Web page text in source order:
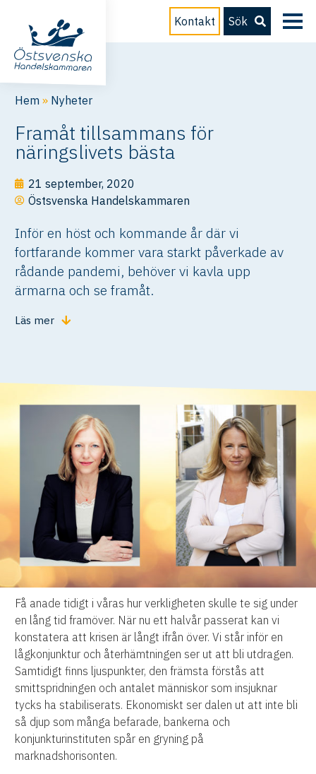
Kontakt Sök
Hem » Nyheter
Framåt tillsammans för
näringslivets bästa
21 september, 2020
Östsvenska Handelskammaren
Inför en höst och kommande år där vi
fortfarande kommer vara starkt påverkade av
rådande pandemi, behöver vi kavla upp
ärmarna och se framåt.
Läs mer
Få anade tidigt i våras hur verkligheten skulle te sig under
en lång tid framöver. När nu ett halvår passerat kan vi
konstatera att krisen är långt ifrån över. Vi står inför en
lågkonjunktur och återhämtningen ser ut att bli utdragen.
Samtidigt finns ljuspunkter, den främsta förstås att
smittspridningen och antalet människor som insjuknar
tycks ha stabiliserats. Ekonomiskt ser dalen ut att inte bli
så djup som många befarade, bankerna och
konjunkturinstituten spår en gryning på
marknadshorisonten.